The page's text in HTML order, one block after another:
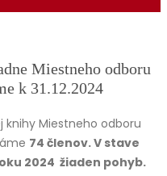
Miestneho odboru
k 31.12.2024
Miestneho odboru
74 členov.V stave
2024 žiaden pohyb.